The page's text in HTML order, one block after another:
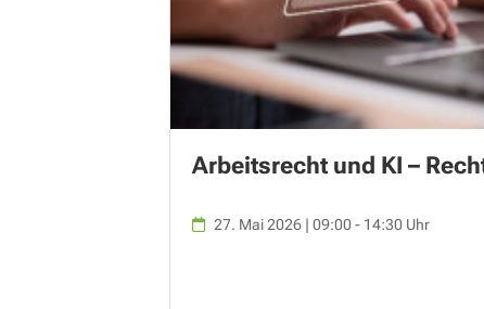
Arbeitsrecht und KI –
27. Mai 2026 | 09:00 - 14:30 Uhr